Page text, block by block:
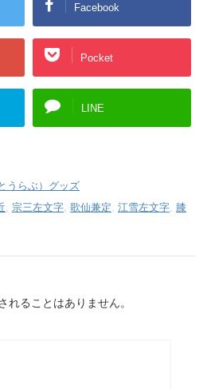
Facebook
Pocket
LINE
うらぶ）グッズ
, 宗三左文字, 歌仙兼定, 江雪左文字, 膝
れることはありません。